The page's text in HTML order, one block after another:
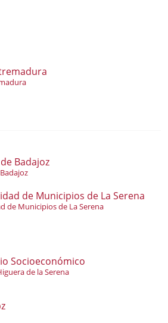
Badajoz
de Municipios de La Serena
de Municipios de La Serena
Socioeconómico
de la Serena